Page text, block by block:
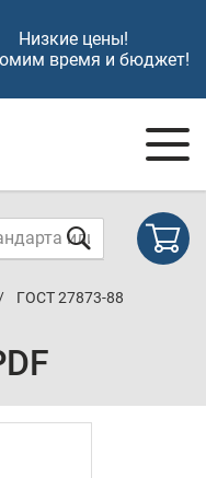
Низкие цены!
время и бюджет!
ГОСТ 27873-88